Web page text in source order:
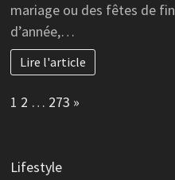
mariage ou des fêtes de fin
d’année,…
Lire l'article
Page:
1 2 … 273 Next
»
Lifestyle